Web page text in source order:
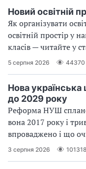
Новий освітній
Як організувати
освітній простір у
класів — читайте у
5 серпня 2026 44370
Нова
до 2029 року
Реформа НУШ
вона 2017 року і
впроваджено і що
3 серпня 2026 101318